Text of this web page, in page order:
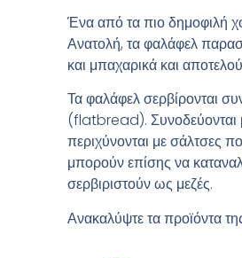
Ένα από τα πιο δημοφιλή
Ανατολή, τα φαλάφελ
και μπαχαρικά και
Τα φαλάφελ σερβίρονται
(flatbread). Συνοδεύονται
περιχύνονται με σάλτσες
μπορούν επίσης να
σερβιριστούν ως μεζές.
Ανακαλύψτε τα προϊόντα